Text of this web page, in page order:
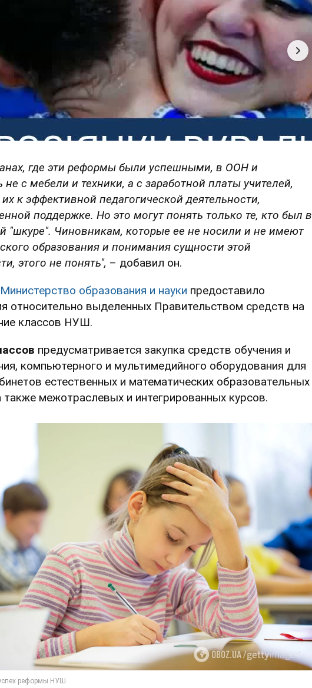
где эти реформы были успешными, в ООН и
не с мебели и техники, а с заработной платы учителей,
к эффективной педагогической деятельности,
поддержке. Но это могут понять только те, кто был в
"шкуре". Чиновникам, которые ее не носили и не имеют
образования и понимания сущности этой
этого не понять", – добавил он.
Министерство образования и науки предоставило
относительно выделенных Правительством средств на
классов НУШ.
предусматривается закупка средств обучения и
компьютерного и мультимедийного оборудования для
естественных и математических образовательных
также межотраслевых и интегрированных курсов.